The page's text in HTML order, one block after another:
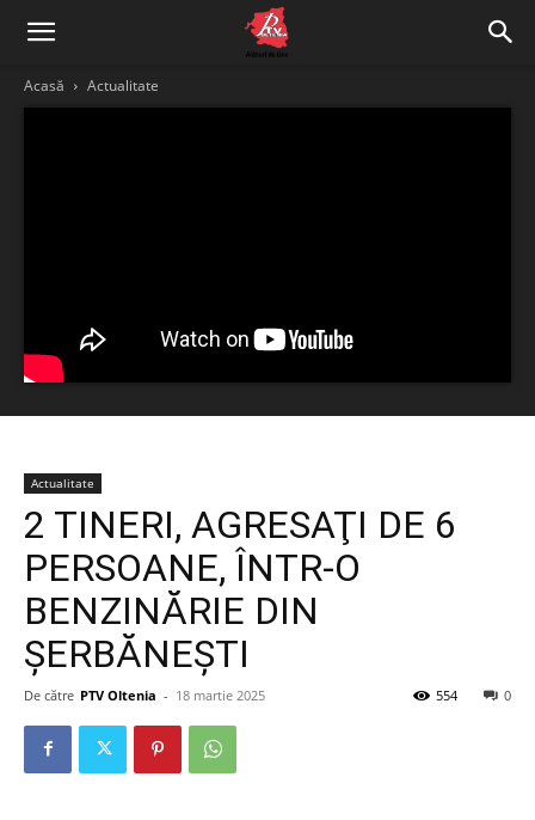
Acasă Actualitate
Actualitate
2 TINERI, AGRESAŢI DE 6
PERSOANE, ÎNTR-O
BENZINĂRIE DIN
ŞERBĂNEŞTI
De către PTV Oltenia - 18 martie 2025 0
554